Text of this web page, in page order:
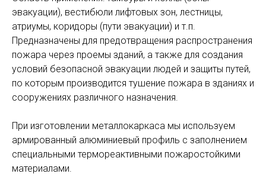
эвакуации), вестибюли лифтовых зон, лестницы,
атриумы, коридоры (пути эвакуации) и т.п.
Предназначены для предотвращения распространения
пожара через проемы зданий, а также для создания
условий безопасной эвакуации людей и защиты путей,
по которым производится тушение пожара в зданиях и
сооружениях различного назначения.
При изготовлении металлокаркаса мы используем
армированный алюминиевый профиль с заполнением
специальными термореактивными пожаростойкими
материалами.